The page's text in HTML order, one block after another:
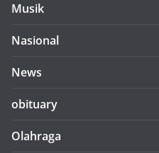
Musik
Nasional
News
obituary
Olahraga